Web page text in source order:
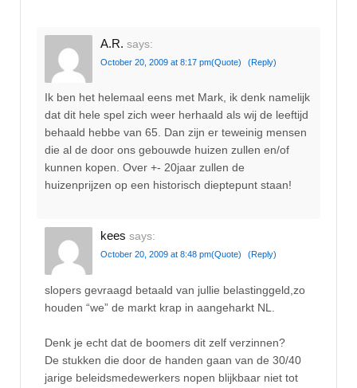
A.R. says:
October 20, 2009 at 8:17 pm(Quote) (Reply)
Ik ben het helemaal eens met Mark, ik denk namelijk
dat dit hele spel zich weer herhaald als wij de leeftijd
behaald hebbe van 65. Dan zijn er teweinig mensen
die al de door ons gebouwde huizen zullen en/of
kunnen kopen. Over +- 20jaar zullen de
huizenprijzen op een historisch dieptepunt staan!
kees says:
October 20, 2009 at 8:48 pm(Quote) (Reply)
slopers gevraagd betaald van jullie belastinggeld,zo
houden “we” de markt krap in aangeharkt NL.
Denk je echt dat de boomers dit zelf verzinnen?
De stukken die door de handen gaan van de 30/40
jarige beleidsmedewerkers nopen blijkbaar niet tot